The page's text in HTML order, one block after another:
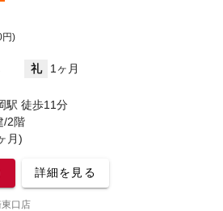
円)
礼
1ヶ月
駅 徒歩11分
/2階
月)
詳細を見る
口店